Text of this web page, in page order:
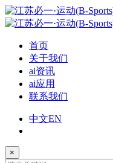
首页
关于我们
ai资讯
ai应用
联系我们
中文EN
×